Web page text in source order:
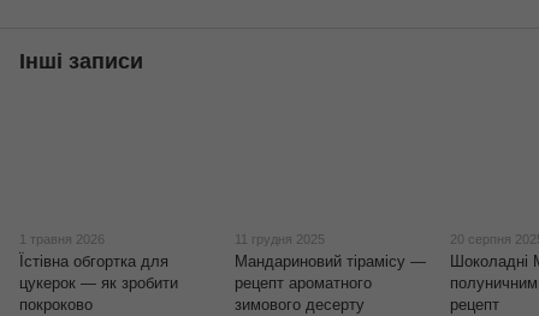
Інші записи
1 травня 2026
Їстівна обгортка для
цукерок — як зробити
покроково
11 грудня 2025
Мандариновий тірамісу —
рецепт ароматного
зимового десерту
20 серпня
Шоколадні
рецепт